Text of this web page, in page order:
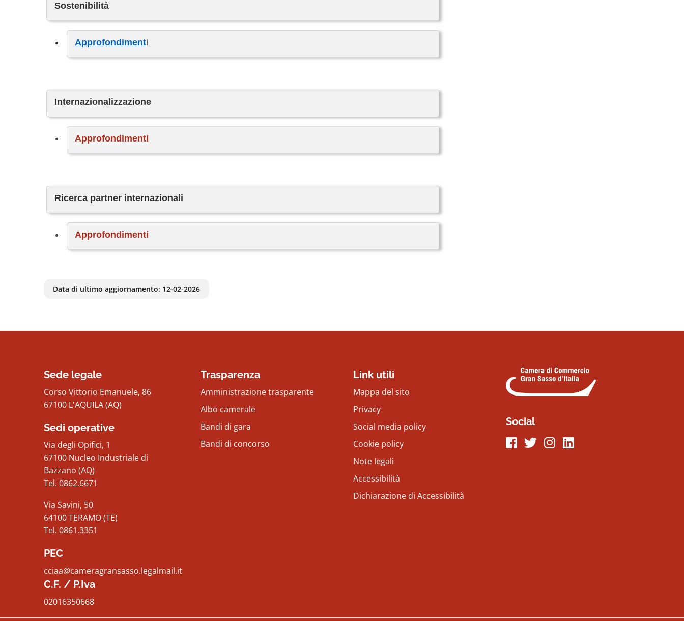
Sostenibilità
Approfondimenti
Internazionalizzazione
Approfondimenti
Ricerca partner internazionali
Approfondimenti
Data di ultimo aggiornamento: 12-02-2026
Sede legale
Corso Vittorio Emanuele, 86
67100 L'AQUILA (AQ)
Sedi operative
Via degli Opifici, 1
67100 Nucleo Industriale di
Bazzano (AQ)
Tel. 0862.6671
Via Savini, 50
64100 TERAMO (TE)
Tel. 0861.3351
PEC
cciaa@cameragransasso.legalmail.it
C.F. / P.Iva
02016350668
Trasparenza
Amministrazione trasparente
Albo camerale
Bandi di gara
Bandi di concorso
Link utili
Mappa del sito
Privacy
Social media policy
Cookie policy
Note legali
Accessibilità
Dichiarazione di Accessibilità
Social
Seguici su Facebook
Seguici su Twitter
Seguici su Instagram
Seguici su LinkeIn